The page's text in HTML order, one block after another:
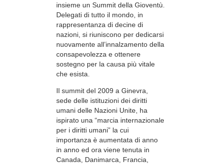
insieme un Summit della Gioventù.
Delegati di tutto il mondo, in
rappresentanza di decine di
nazioni, si riuniscono per dedicarsi
nuovamente all’innalzamento della
consapevolezza e ottenere
sostegno per la causa più vitale
che esista.
Il summit del 2009 a Ginevra,
sede delle istituzioni dei diritti
umani delle Nazioni Unite, ha
ispirato una “marcia internazionale
per i diritti umani” la cui
importanza è aumentata di anno
in anno ed ora viene tenuta in
Canada, Danimarca, Francia,